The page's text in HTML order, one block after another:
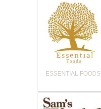
ESSENTIAL FOODS